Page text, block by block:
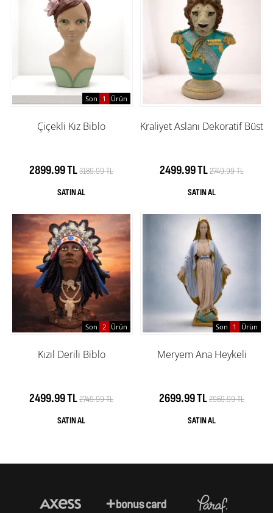
Son 1 Ürün
Çiçekli Kız Biblo
2899.99 TL3189.99 TL
Kraliyet Aslanı Dekoratif Büst
2499.99 TL2749.99 TL
Son 2 Ürün
Kızıl Derili Biblo
2499.99 TL2749.99 TL
Son 1 Ürün
Meryem Ana Heykeli
2699.99 TL2969.99 TL